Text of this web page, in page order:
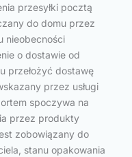
przesyłki pocztą
do domu przez
nieobecności
o dostawie od
przełożyć dostawę
przez usługi
spoczywa na
przez produkty
zobowiązany do
stanu opakowania